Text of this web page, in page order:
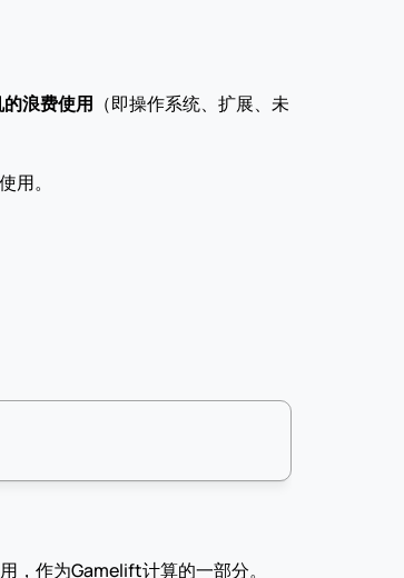
浪费使用 （即操作系统、扩展、未
用。
，作为Gamelift计算的一部分。